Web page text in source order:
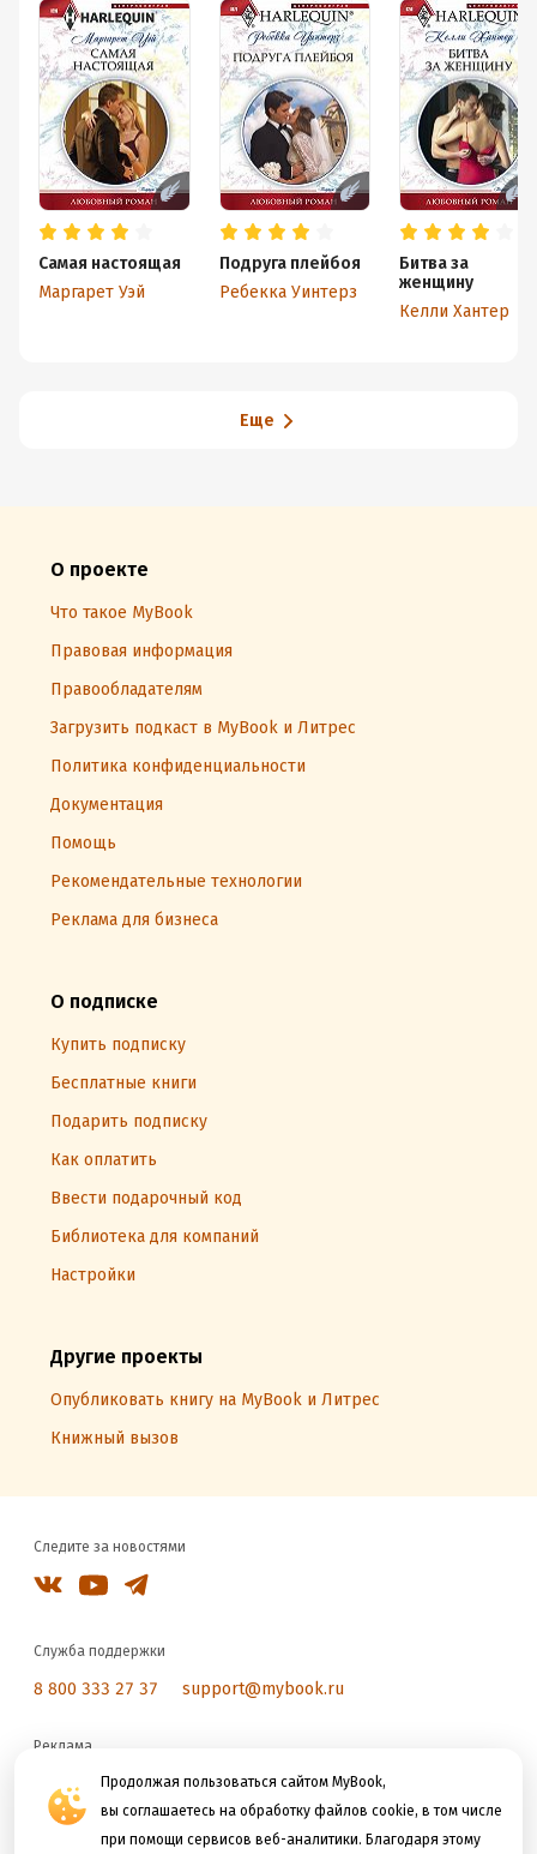
Продолжая пользоваться сайтом MyBook,
вы соглашаетесь на обработку файлов cookie, в том числе
при помощи сервисов веб-аналитики. Благодаря этому
Самая настоящая
Маргарет Уэй
Подруга плейбоя
Ребекка Уинтерз
Битва за
женщину
Келли Хантер
Еще
О проекте
Что такое MyBook
Правовая информация
Правообладателям
Загрузить подкаст в MyBook и Литрес
Политика конфиденциальности
Документация
Помощь
Рекомендательные технологии
Реклама для бизнеса
О подписке
Купить подписку
Бесплатные книги
Подарить подписку
Как оплатить
Ввести подарочный код
Библиотека для компаний
Настройки
Другие проекты
Опубликовать книгу на MyBook и Литрес
Книжный вызов
Следите за новостями
Служба поддержки
8 800 333 27 37 support@mybook.ru
Реклама
reklama@litres.ru
Мы принимаем к оплате